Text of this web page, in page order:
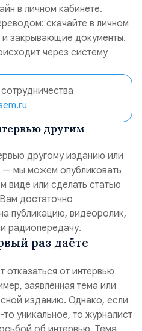
в личном кабинете.
скачайте в личном
и закрывающие документы.
через систему
другим
другому изданию или
— мы можем опубликовать
виде или сделать статью
достаточно
публикацию, видеоролик,
радиопередачу.
раз даёте
от интервью
заявленная тема или
изданию. Однако, если
уникальное, то журналист